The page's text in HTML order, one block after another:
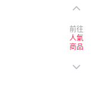
前往
人氣
商品